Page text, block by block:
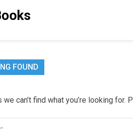
FOUND
we can’t find what you’re looking for.